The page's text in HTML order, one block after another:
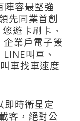
陣容最堅強
先同業首創
遊卡刷卡、
業戶電子簽
叫車、
車找車速度
即時衛星定
客，絕對公